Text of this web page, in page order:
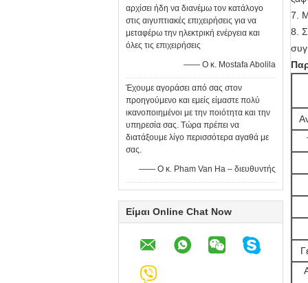
αρχίσει ήδη να διανέμω τον κατάλογο
στις αιγυπτιακές επιχειρήσεις για να
μεταφέρω την ηλεκτρική ενέργεια και
όλες τις επιχειρήσεις
—— Ο κ. Mostafa Abolila
Έχουμε αγοράσει από σας στον
προηγούμενο και εμείς είμαστε πολύ
ικανοποιημένοι με την ποιότητα και την
υπηρεσία σας. Τώρα πρέπει να
διατάξουμε λίγο περισσότερα αγαθά με
σας.
—— Ο κ. Pham Van Ha – διευθυντής
Είμαι Online Chat Now
7.
8.